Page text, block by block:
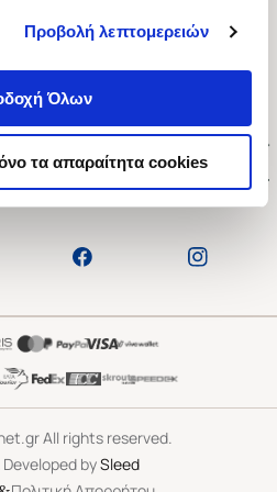
Προβολή λεπτομερειών
Όλων
τα απαραίτητα cookies
1-3, Αθήνα 106 79
09:00-21:00
All rights reserved.
bySleed